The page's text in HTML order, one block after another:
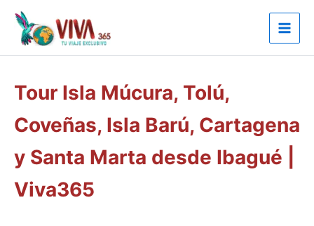
contenido
Tour Isla Múcura, Tolú,
Coveñas, Isla Barú, Cartagena
y Santa Marta desde Ibagué |
Viva365